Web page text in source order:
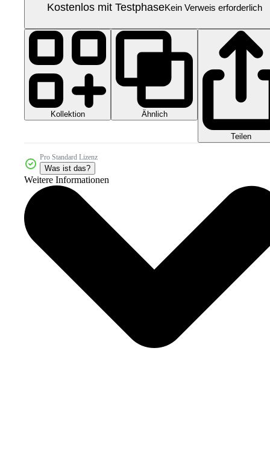
Kostenlos mit TestphaseKein Verweis erforderlich
Kollektion Ähnlich
Teilen
Pro Standard Lizenz
Was ist das?
Weitere Informationen